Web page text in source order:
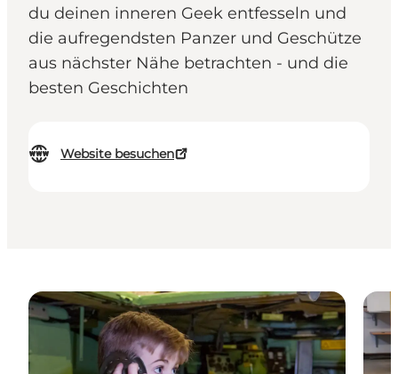
du deinen inneren Geek entfesseln und
die aufregendsten Panzer und Geschütze
aus nächster Nähe betrachten - und die
besten Geschichten
Website besuchen